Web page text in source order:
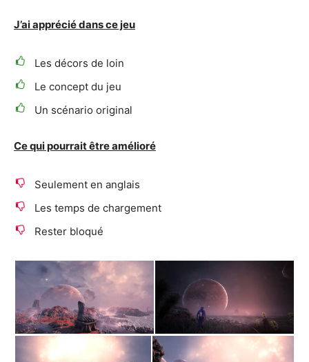
J’ai apprécié dans ce jeu
Les décors de loin
Le concept du jeu
Un scénario original
Ce qui pourrait être amélioré
Seulement en anglais
Les temps de chargement
Rester bloqué